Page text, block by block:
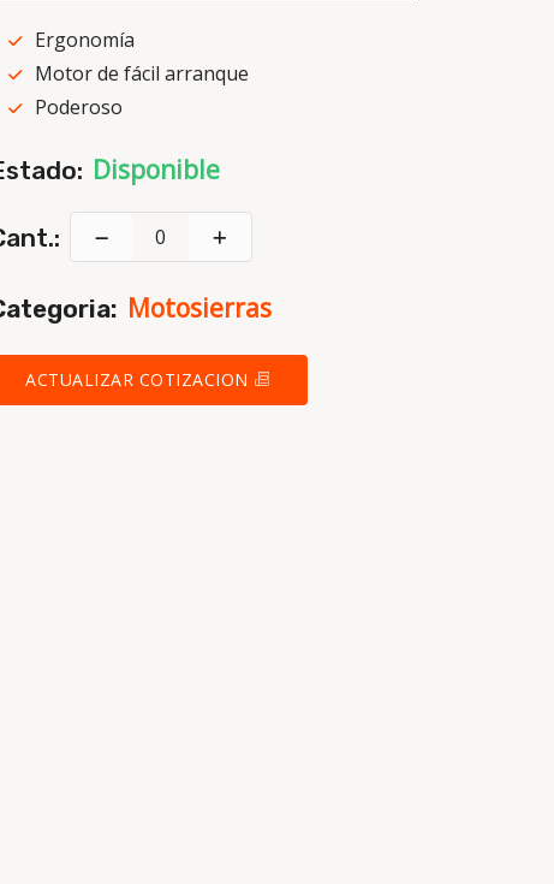
Ergonomía
Motor de fácil arranque
Poderoso
Disponible
Motosierras
ACTUALIZAR COTIZACION